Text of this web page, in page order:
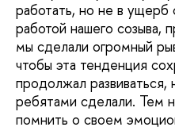
работать, но не в ущерб
работой нашего созыва,
мы сделали огромный
чтобы эта тенденция
продолжал
ребятами сделали. Тем
помнить о своем